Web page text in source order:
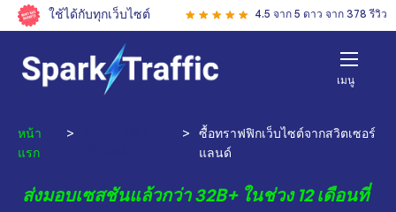
ใช้ได้กับทุกเว็บไซต์ 4.5 จาก 5 ดาว จาก 378 รีวิว
เมนู
หน้า
แรก
> >
ซื้อทราฟฟิกเว็บไซต์จากสวิตเซอร์
แลนด์
ส่งมอบเซสชันแล้วกว่า 32B+ ในช่วง 12 เดือนที่